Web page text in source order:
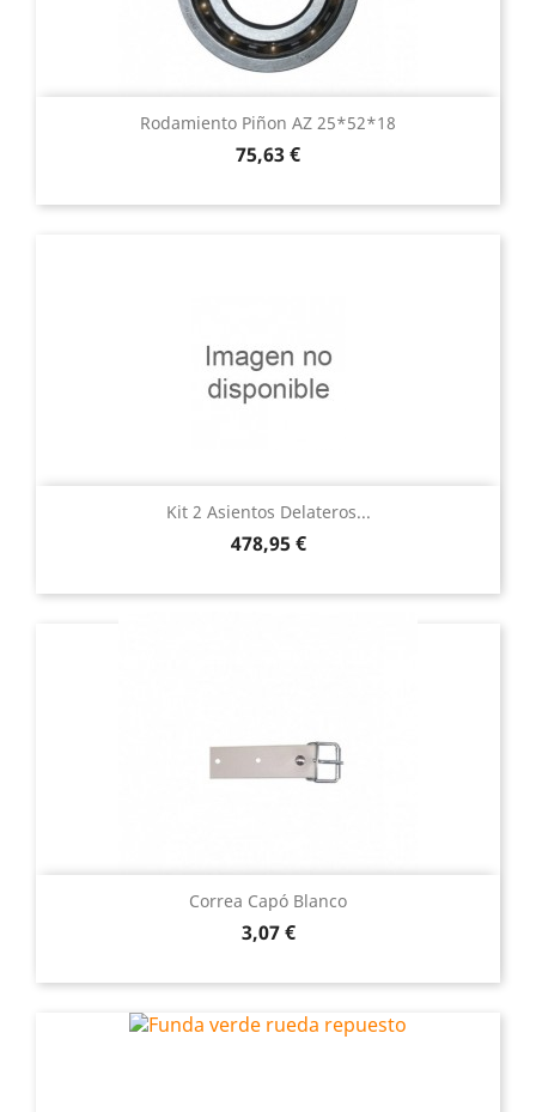
Rodamiento Piñon AZ 25*52*18
Precio
75,63 €
Kit 2 Asientos Delateros...
Precio
478,95 €
Correa Capó Blanco
Precio
3,07 €